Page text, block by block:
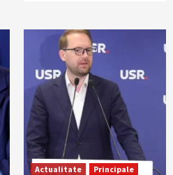
Actualitate Principale